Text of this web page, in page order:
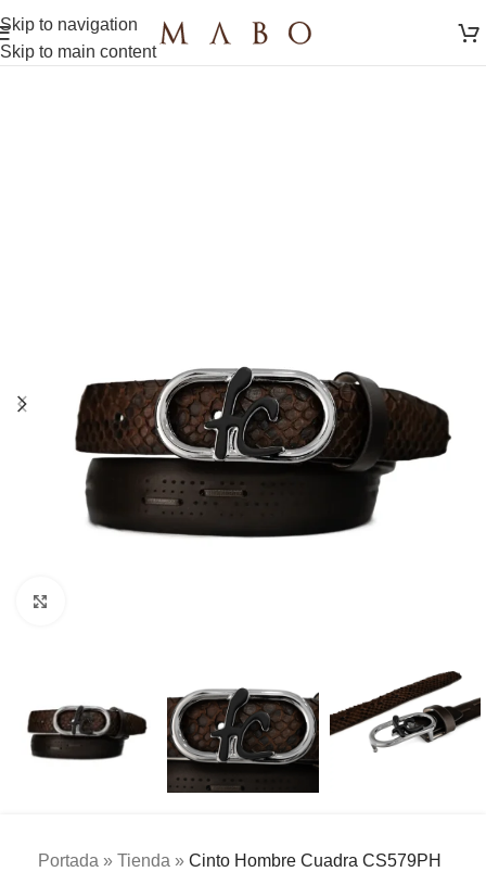
Skip to navigation
Skip to main content
Portada » Tienda » Cinto Hombre Cuadra CS579PH